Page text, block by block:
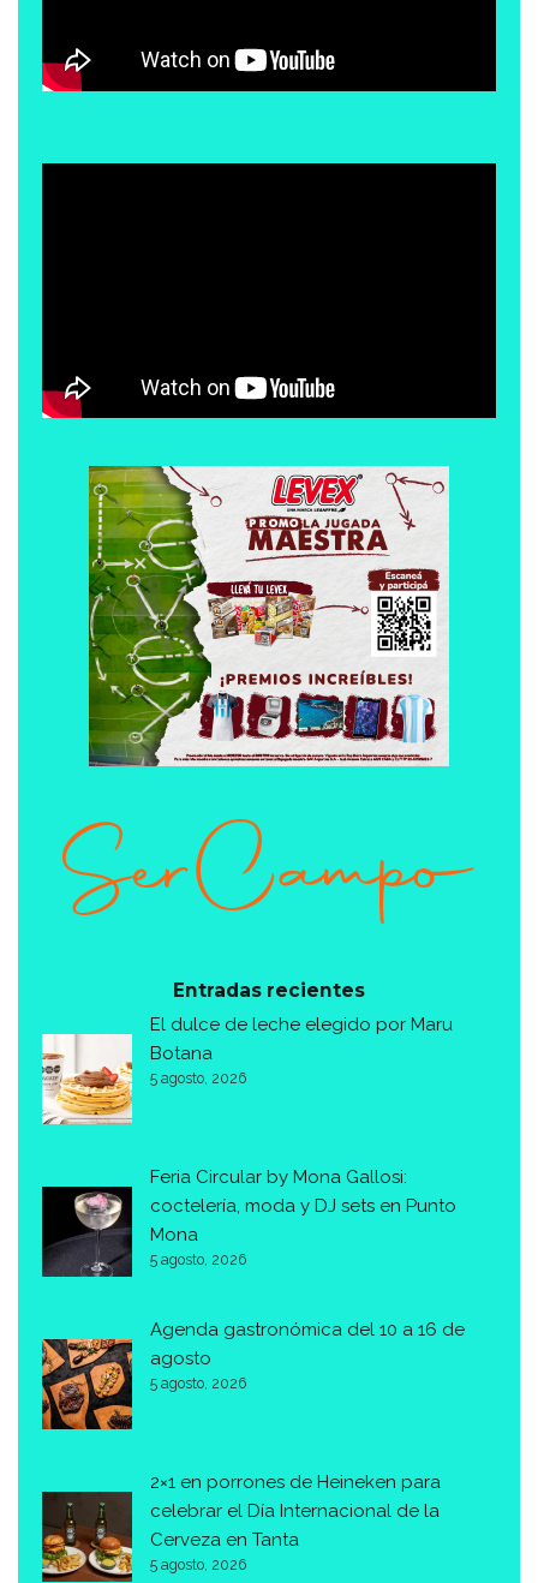
Entradas recientes
El dulce de leche elegido por Maru
Botana
5 agosto, 2026
Feria Circular by Mona Gallosi:
coctelería, moda y DJ sets en Punto
Mona
5 agosto, 2026
Agenda gastronómica del 10 a 16 de
agosto
5 agosto, 2026
2×1 en porrones de Heineken para
celebrar el Día Internacional de la
Cerveza en Tanta
5 agosto, 2026